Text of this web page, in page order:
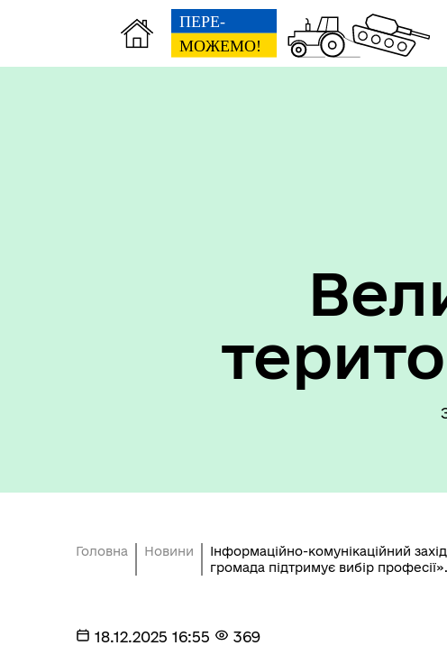
Бюджет громади
Головна Новини
Інформаційно-комунікаційний
громада підтримує вибір професії».
18.12.2025 16:55 369